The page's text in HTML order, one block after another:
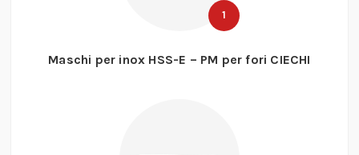
1
Maschi per inox HSS-E – PM per fori CIECHI